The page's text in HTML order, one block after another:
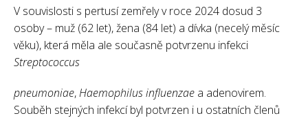
V souvislosti s pertusí zemřely v roce 2024 dosud 3
osoby – muž (62 let), žena (84 let) a dívka (necelý měsíc
věku), která měla ale současně potvrzenu infekci
Streptococcus
pneumoniae,Haemophilus influenzae a adenovirem.
Souběh stejných infekcí byl potvrzen i u ostatních členů